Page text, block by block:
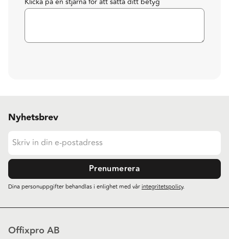
Nyhetsbrev
Prenumerera
Dina personuppgifter behandlas i enlighet med vårintegritetspolicy.
Offixpro AB